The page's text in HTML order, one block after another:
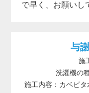
で早く、お願いし
与
施
洗濯機の
施工内容：カベピ